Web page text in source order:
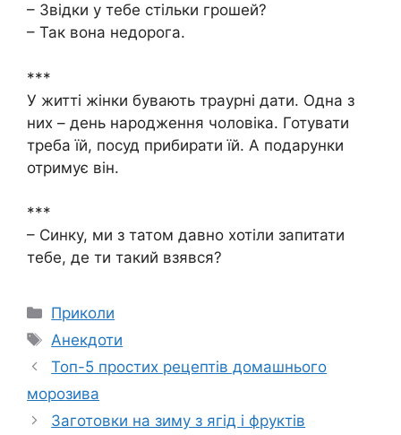
– Звідки у тебе стільки грошей?
– Так вона недорога.
***
У житті жінки бувають траурні дати. Одна з
них – день народження чоловіка. Готувати
треба їй, посуд прибирати їй. А подарунки
отримує він.
***
– Синку, ми з татом давно хотіли запитати
тебе, де ти такий взявся?
Категорії
Приколи
Позначки
Анекдоти
Топ-5 простих рецептів домашнього
морозива
Заготовки на зиму з ягід і фруктів